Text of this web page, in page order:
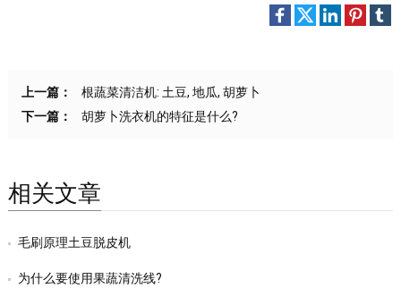
上一篇：
根蔬菜清洁机: 土豆, 地瓜, 胡萝卜
下一篇：
胡萝卜洗衣机的特征是什么?
相关文章
毛刷原理土豆脱皮机
为什么要使用果蔬清洗线?